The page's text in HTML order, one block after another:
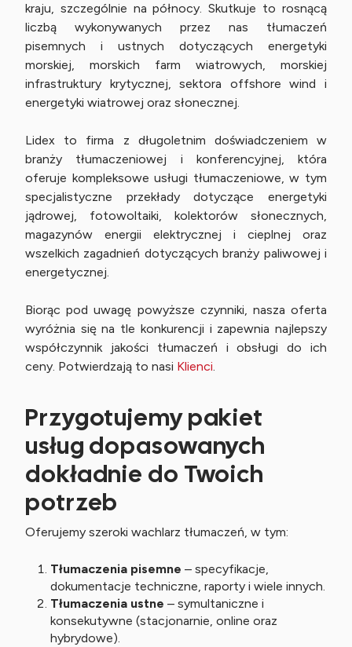
kraju, szczególnie na północy. Skutkuje to rosnącą
liczbą wykonywanych przez nas tłumaczeń
pisemnych i ustnych dotyczących energetyki
morskiej, morskich farm wiatrowych, morskiej
infrastruktury krytycznej, sektora offshore wind i
energetyki wiatrowej oraz słonecznej.
Lidex to firma z długoletnim doświadczeniem w
branży tłumaczeniowej i konferencyjnej, która
oferuje kompleksowe usługi tłumaczeniowe, w tym
specjalistyczne przekłady dotyczące energetyki
jądrowej, fotowoltaiki, kolektorów słonecznych,
magazynów energii elektrycznej i cieplnej oraz
wszelkich zagadnień dotyczących branży paliwowej i
energetycznej.
Biorąc pod uwagę powyższe czynniki, nasza oferta
wyróżnia się na tle konkurencji i zapewnia najlepszy
współczynnik jakości tłumaczeń i obsługi do ich
ceny. Potwierdzają to nasi Klienci.
Przygotujemy pakiet
usług dopasowanych
dokładnie do Twoich
potrzeb
Oferujemy szeroki wachlarz tłumaczeń, w tym:
Tłumaczenia pisemne – specyfikacje,
dokumentacje techniczne, raporty i wiele innych.
Tłumaczenia ustne – symultaniczne i
konsekutywne (stacjonarnie, online oraz
hybrydowe).